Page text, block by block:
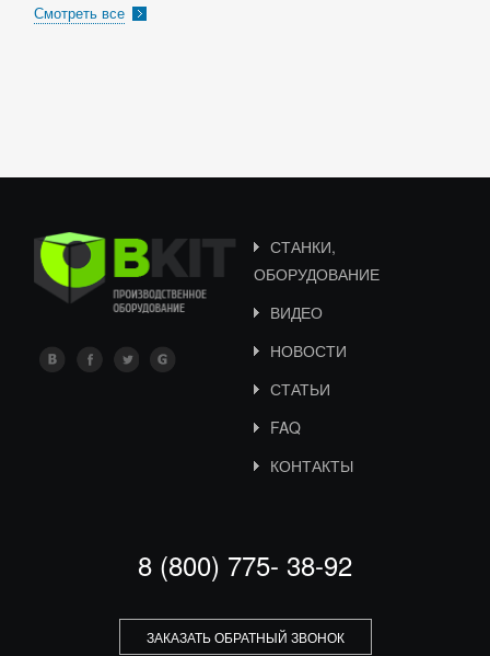
Смотреть все
СТАНКИ,
ОБОРУДОВАНИЕ
ВИДЕО
НОВОСТИ
СТАТЬИ
FAQ
КОНТАКТЫ
8 (800) 775- 38-92
ЗАКАЗАТЬ ОБРАТНЫЙ ЗВОНОК